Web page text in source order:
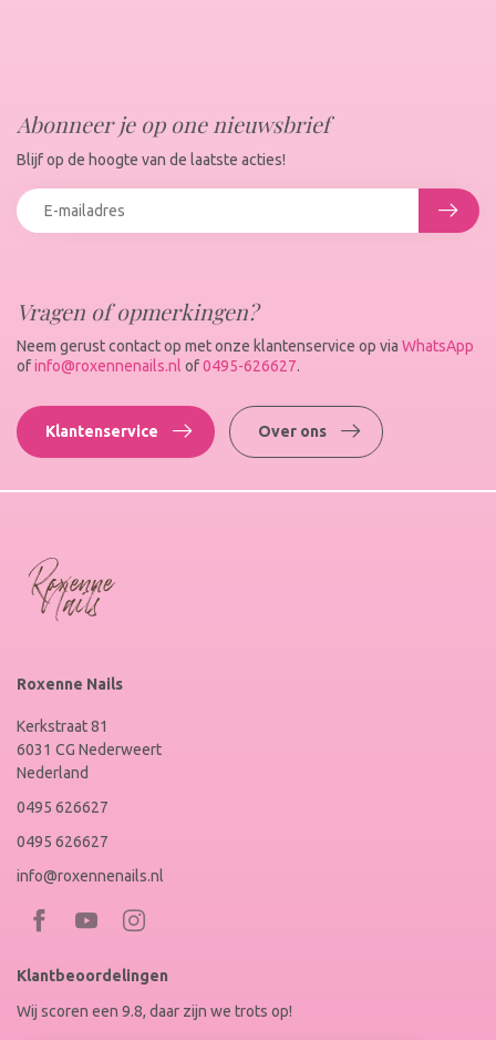
Vragen of opmerkingen?
Neem gerust contact op met onze klantenservice op via WhatsApp
ofinfo@roxennenails.nl of0495-626627.
Klantenservice Over ons
Abonneer je op one nieuwsbrief
Blijf op de hoogte van de laatste acties!
Roxenne Nails
Kerkstraat 81
6031 CG Nederweert
Nederland
0495 626627
0495 626627
info@roxennenails.nl
Bezoek
Facebook
op
Instagram
Klantbeoordelingen
Wij scoren een 9.8, daar zijn we trots op!